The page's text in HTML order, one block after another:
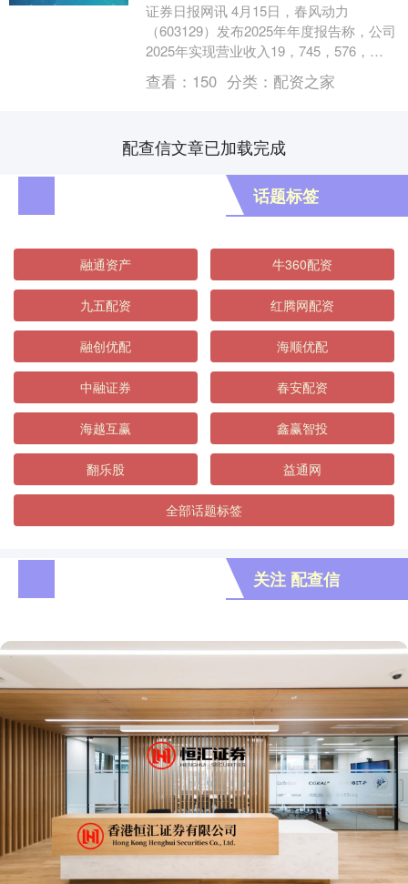
证券日报网讯 4月15日，春风动力
（603129）发布2025年年度报告称，公司
2025年实现营业收入19，745，576，
117.94元，同比增长31.30%....
查看： 150 分类： 配资之家
配查信文章已加载完成
话题标签
融通资产 牛360配资
九五配资 红腾网配资
融创优配 海顺优配
中融证券 春安配资
海越互赢 鑫赢智投
翻乐股 益通网
全部话题标签
关注 配查信